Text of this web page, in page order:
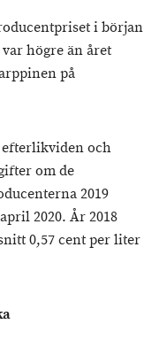
i början
högre än året
på
efterlikviden och
om de
2019
2020. År 2018
0,57 cent per liter